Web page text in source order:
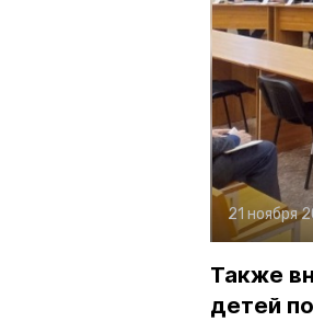
21 ноября
Также
детей